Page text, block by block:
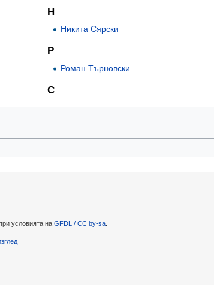
Н
Никита Сярски
Р
Роман Търновски
С
условията на GFDL / CC by-sa